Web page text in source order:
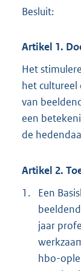
Besluit:
Artikel 1.
Het
het cultureel
van
een
de
Artikel 2.
1.
Een
jaar
hbo-